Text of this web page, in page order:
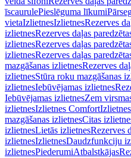
īscaurulePieslēguma līkumi
vietaIzlietnesIzlietnesRezerves
izlietnesRezerves daļas
izlietnesRezerves daļas
izlietnesRezerves daļas
mazgāšanas izlietnesRezerves
izlietnesStūra roku mazgāšanas
izlietnesIebūvējamas izlietnes
Iebūvējamas izlietnesZem
izlietnesIzlietnes Comfort
mazgāšanas izlietnesCitas
izlietnesLietās izlietnesRezerves
izlietnesIzlietnesDaudzfunkciju
izlietnesPiederumiAtbalstkājas